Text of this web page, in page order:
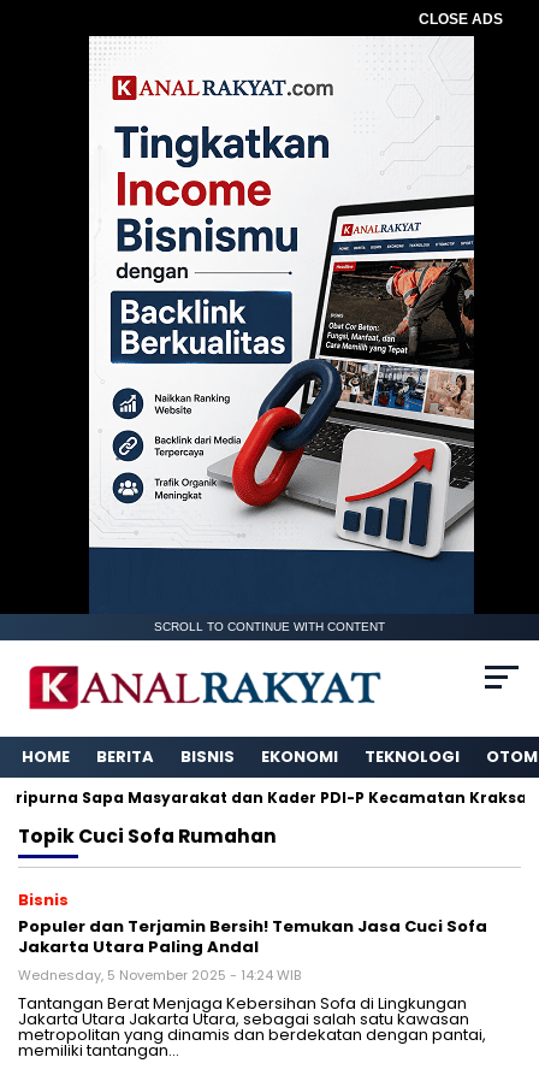
CLOSE ADS
SCROLL TO CONTINUE WITH CONTENT
HOME BERITA BISNIS EKONOMI TEKNOLOGI
Sapa Masyarakat dan Kader PDI-P Kecamatan Kraksaan
TopikCuci Sofa Rumahan
Bisnis
Populer dan Terjamin Bersih! Temukan Jasa Cuci Sofa
Jakarta Utara Paling Andal
Wednesday, 5 November 2025 - 14:24 WIB
Tantangan Berat Menjaga Kebersihan Sofa di Lingkungan
Jakarta Utara Jakarta Utara, sebagai salah satu kawasan
metropolitan yang dinamis dan berdekatan dengan pantai,
memiliki tantangan…